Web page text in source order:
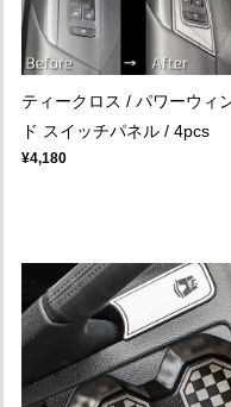
ティークロス / パワーウィ
ド スイッチパネル / 4pcs
¥4,180